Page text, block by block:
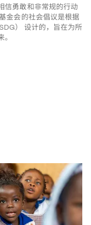
信勇敢和非常规的行动
金会的社会倡议是根据
） 设计的，旨在为所